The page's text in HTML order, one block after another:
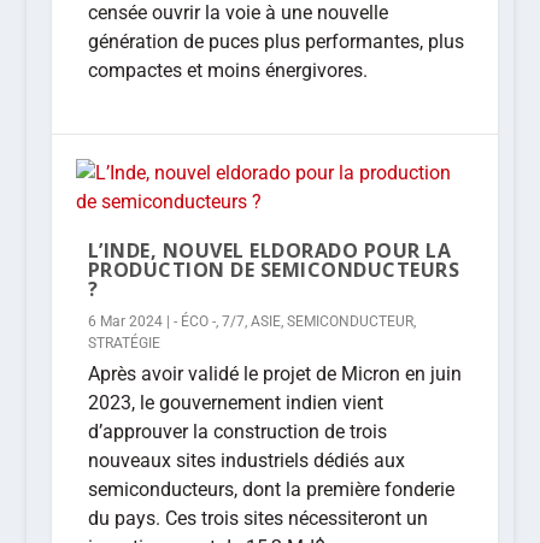
censée ouvrir la voie à une nouvelle
génération de puces plus performantes, plus
compactes et moins énergivores.
L’INDE, NOUVEL ELDORADO POUR LA
PRODUCTION DE SEMICONDUCTEURS
?
6 Mar 2024| - ÉCO -, 7/7, ASIE, SEMICONDUCTEUR,
STRATÉGIE
Après avoir validé le projet de Micron en juin
2023, le gouvernement indien vient
d’approuver la construction de trois
nouveaux sites industriels dédiés aux
semiconducteurs, dont la première fonderie
du pays. Ces trois sites nécessiteront un